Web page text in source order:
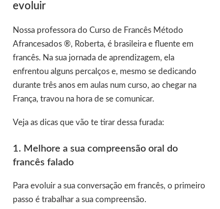
evoluir
Nossa professora do Curso de Francês Método
Afrancesados ®, Roberta, é brasileira e fluente em
francês. Na sua jornada de aprendizagem, ela
enfrentou alguns percalços e, mesmo se dedicando
durante três anos em aulas num curso, ao chegar na
França, travou na hora de se comunicar.
Veja as dicas que vão te tirar dessa furada:
1. Melhore a sua compreensão oral do
francês falado
Para evoluir a sua conversação em francês, o primeiro
passo é trabalhar a sua compreensão.